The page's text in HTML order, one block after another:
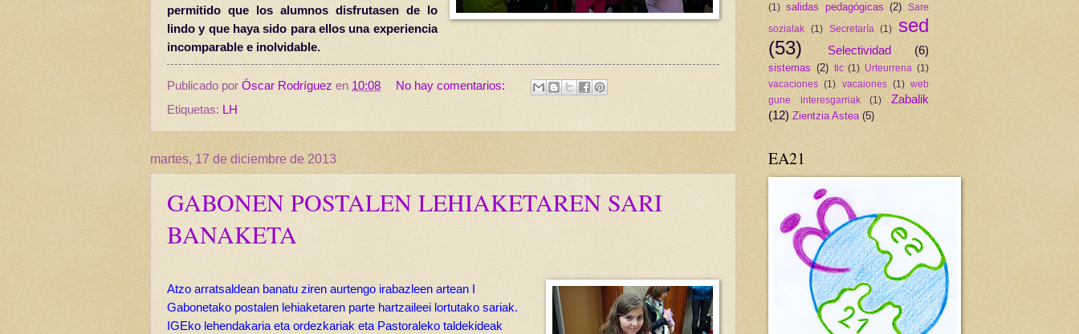
permitido que los alumnos disfrutasen de lo
lindo y que haya sido para ellos una experiencia
incomparable e inolvidable.
Publicado por Óscar Rodríguez en 10:08
No hay comentarios:
Etiquetas: LH
martes, 17 de diciembre de 2013
GABONEN POSTALEN LEHIAKETAREN SARI
BANAKETA
Atzo arratsaldean banatu ziren aurtengo irabazleen artean I
Gabonetako postalen lehiaketaren parte hartzaileei lortutako sariak.
IGEko lehendakaria eta ordezkariak eta Pastoraleko taldekideak
(1) salidas pedagógicas (2) Sare
sozialak (1) Secretaría (1)
sed
(53)
Selectividad (6)
sistemas (2) tic (1) Urteurrena (1)
vacaciones (1) vacaiones (1) web
gune interesgarriak
(1)
Zabalik
(12) Zientzia Astea (5)
EA21